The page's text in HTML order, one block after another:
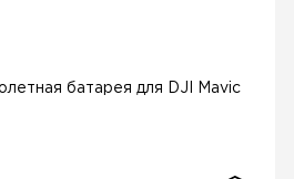
батарея для DJI Mavic